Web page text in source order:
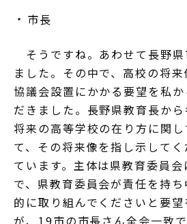
市長
そうですね。あわせて長野
ました。その中で、高校の将
協議会設置にかかる要望を私
だきました。長野県教育長から
将来の高等学校の在り方に関
て、その将来像を指し示して
ています。主体は県教育委員
で、県教育委員会が責任を持
的に取り組んでくださいと要
が、19市の市長さん全会一致で